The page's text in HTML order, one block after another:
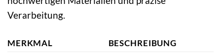
Verarbeitung.
MERKMAL
BESCHREIBUNG